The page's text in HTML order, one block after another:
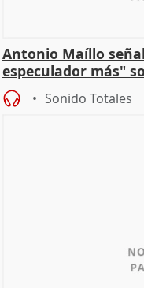
Antonio Maíllo
especulador más"
Becerril
Sonido Totales